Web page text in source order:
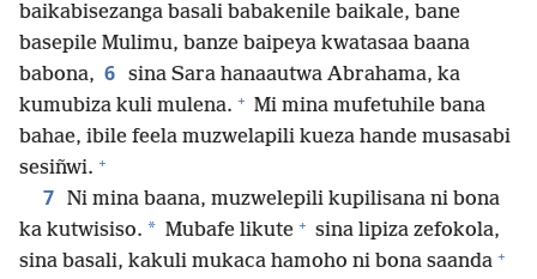
baikabisezanga basali babakenile baikale, bane
basepile Mulimu, banze baipeya kwatasaa baana
babona, 6 sina Sara hanaautwa Abrahama, ka
kumubiza kuli mulena. + Mi mina mufetuhile bana
bahae, ibile feela muzwelapili kueza hande musasabi
sesiñwi. +
7 Ni mina baana, muzwelepili kupilisana ni bona
ka kutwisiso. * Mubafe likute + sina lipiza zefokola,
sina basali, kakuli mukaca hamoho ni bona saanda +